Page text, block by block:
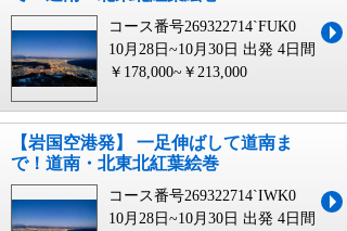
コース番号269322714`FUK0
10月28日~10月30日 出発 4日間
￥178,000~￥213,000
【岩国空港発】 一足伸ばして道南ま
で！道南・北東北紅葉絵巻
コース番号269322714`IWK0
10月28日~10月30日 出発 4日間